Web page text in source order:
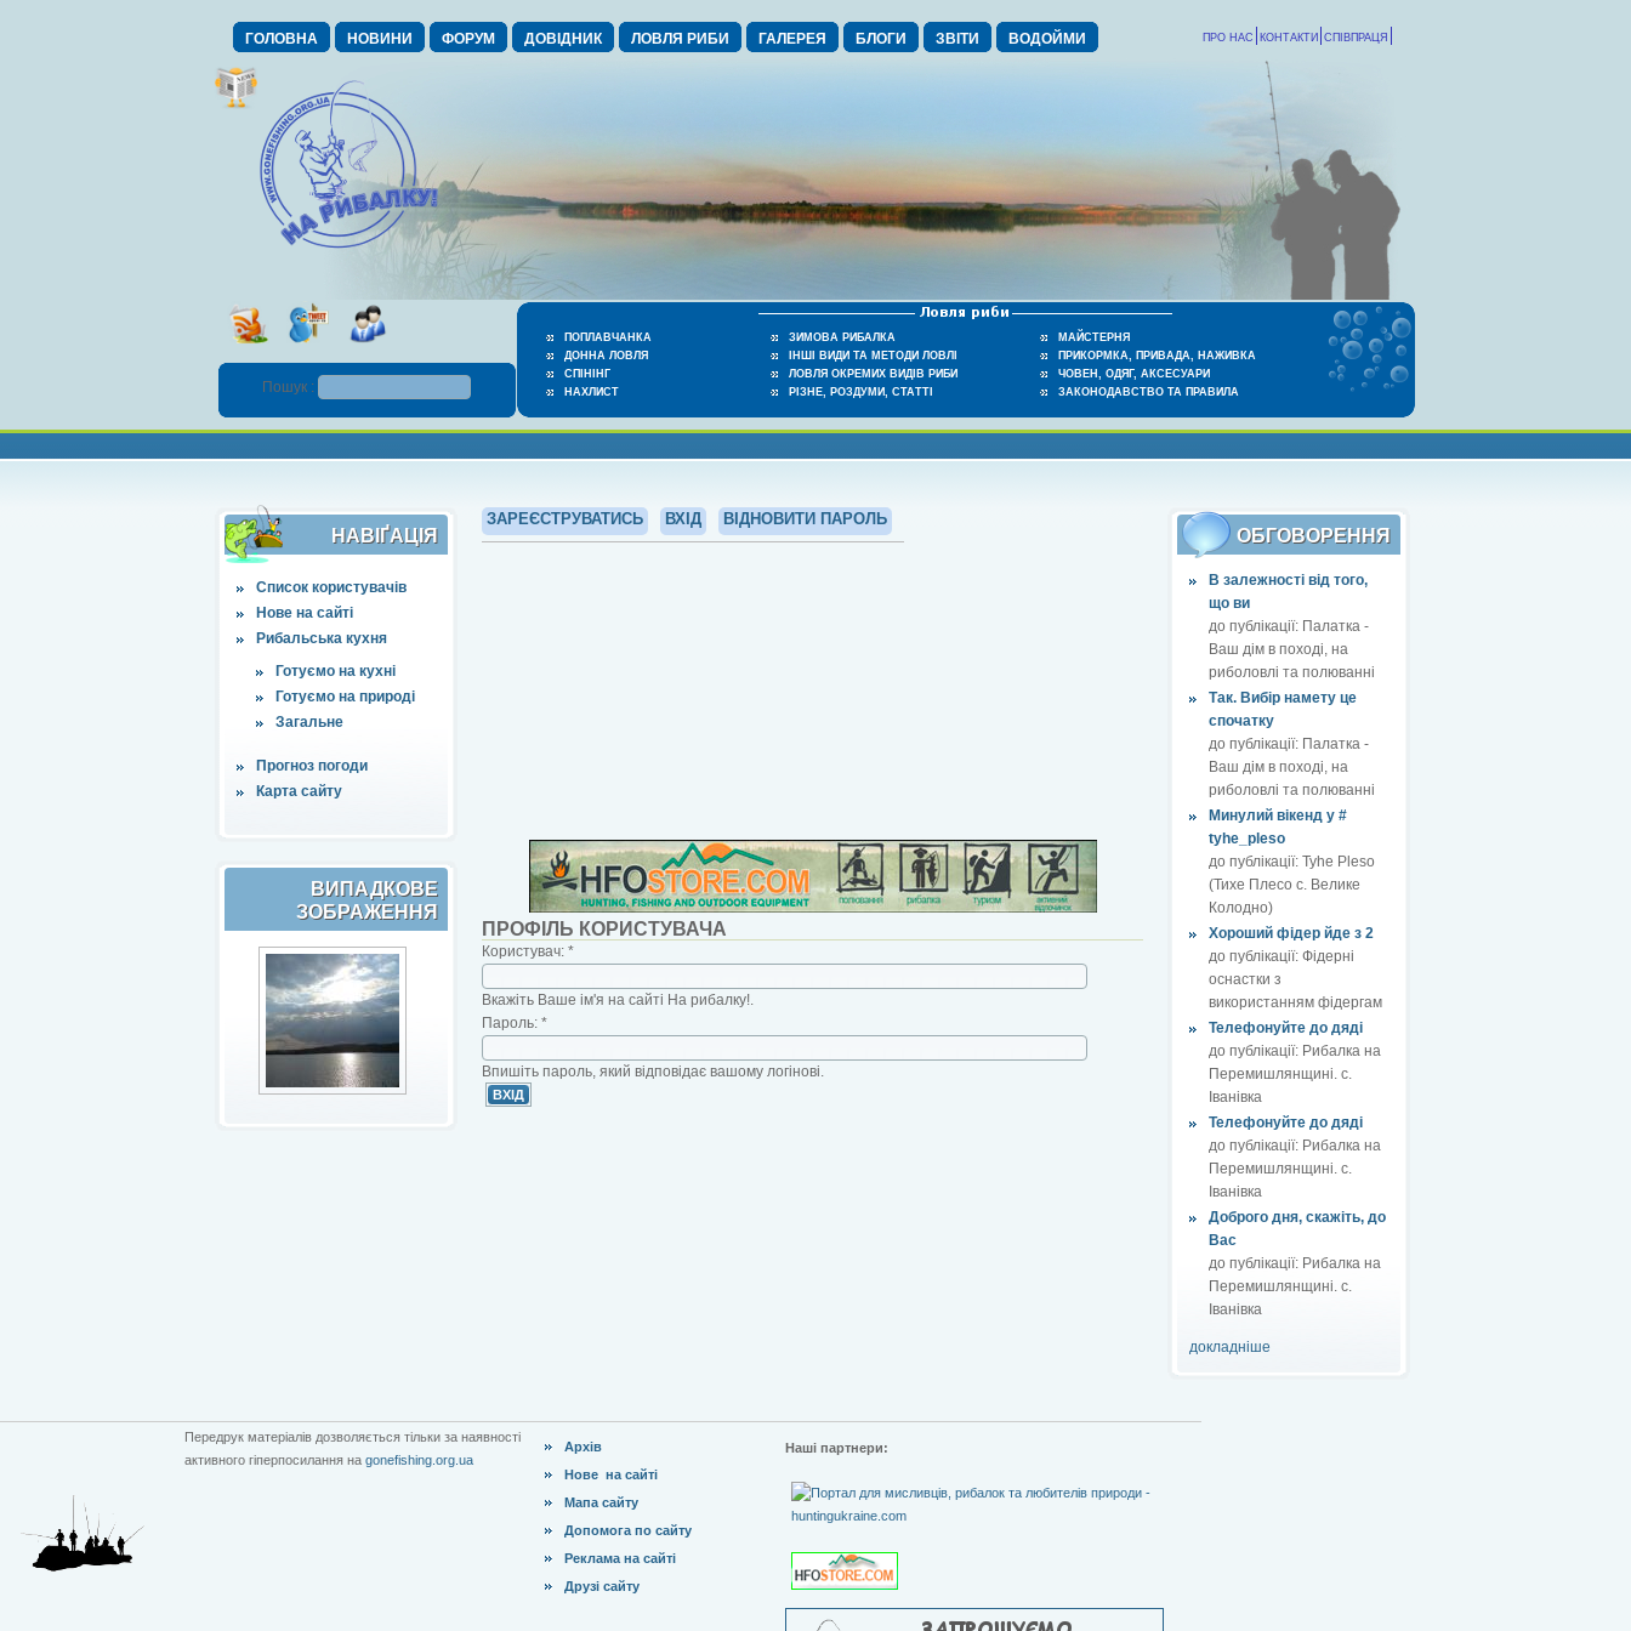
ГОЛОВНА НОВИНИ ФОРУМ ДОВІДНИК ЛОВЛЯ РИБИ ГАЛЕРЕЯ БЛОГИ ЗВІТИ ВОДОЙМИ СПІВПРАЦЯ
КОНТАКТИ
ПРО НАС
ПОПЛАВЧАНКА
ДОННА ЛОВЛЯ
СПІНІНГ
НАХЛИСТ
ЗИМОВА РИБАЛКА
ІНШІ ВИДИ ТА МЕТОДИ ЛОВЛІ
ЛОВЛЯ ОКРЕМИХ ВИДІВ РИБИ
РІЗНЕ, РОЗДУМИ, СТАТТІ
МАЙСТЕРНЯ
ПРИКОРМКА, ПРИВАДА, НАЖИВКА
ЧОВЕН, ОДЯГ, АКСЕСУАРИ
ЗАКОНОДАВСТВО ТА ПРАВИЛА
Пошук :
НАВІҐАЦІЯ
Список користувачів
Нове на сайті
Рибальська кухня
Готуємо на кухні
Готуємо на природі
Загальне
Прогноз погоди
Карта сайту
ВИПАДКОВЕ
ЗОБРАЖЕННЯ
ЗАРЕЄСТРУВАТИСЬ ВХІД ВІДНОВИТИ ПАРОЛЬ
ОБГОВОРЕННЯ
В залежності від того,
що ви
до публікації: Палатка -
Ваш дім в поході, на
риболовлі та полюванні
Так. Вибір намету це
спочатку
до публікації: Палатка -
Ваш дім в поході, на
риболовлі та полюванні
Минулий вікенд у #
tyhe_pleso
до публікації: Tyhe Pleso
(Тихе Плесо с. Велике
Колодно)
Хороший фідер йде з 2
до публікації: Фідерні
оснастки з
використанням фідергам
Телефонуйте до дяді
до публікації: Рибалка на
Перемишлянщині. с.
Іванівка
Телефонуйте до дяді
до публікації: Рибалка на
Перемишлянщині. с.
Іванівка
Доброго дня, скажіть, до
Вас
до публікації: Рибалка на
Перемишлянщині. с.
Іванівка
докладніше
ПРОФІЛЬ КОРИСТУВАЧА
Користувач: *
Вкажіть Ваше ім'я на сайті На рибалку!.
Пароль: *
Впишіть пароль, який відповідає вашому логінові.
Передрук матеріалів дозволяється тільки за наявності
активного гіперпосилання на gonefishing.org.ua
Архів
Нове на сайті
Мапа сайту
Допомога по сайту
Реклама на сайті
Друзі сайту
Наші партнери: